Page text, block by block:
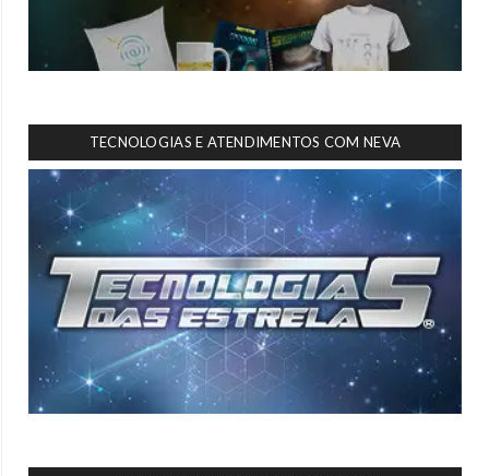
TECNOLOGIAS E ATENDIMENTOS COM NEVA